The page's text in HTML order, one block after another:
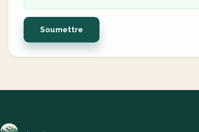
Soumettre